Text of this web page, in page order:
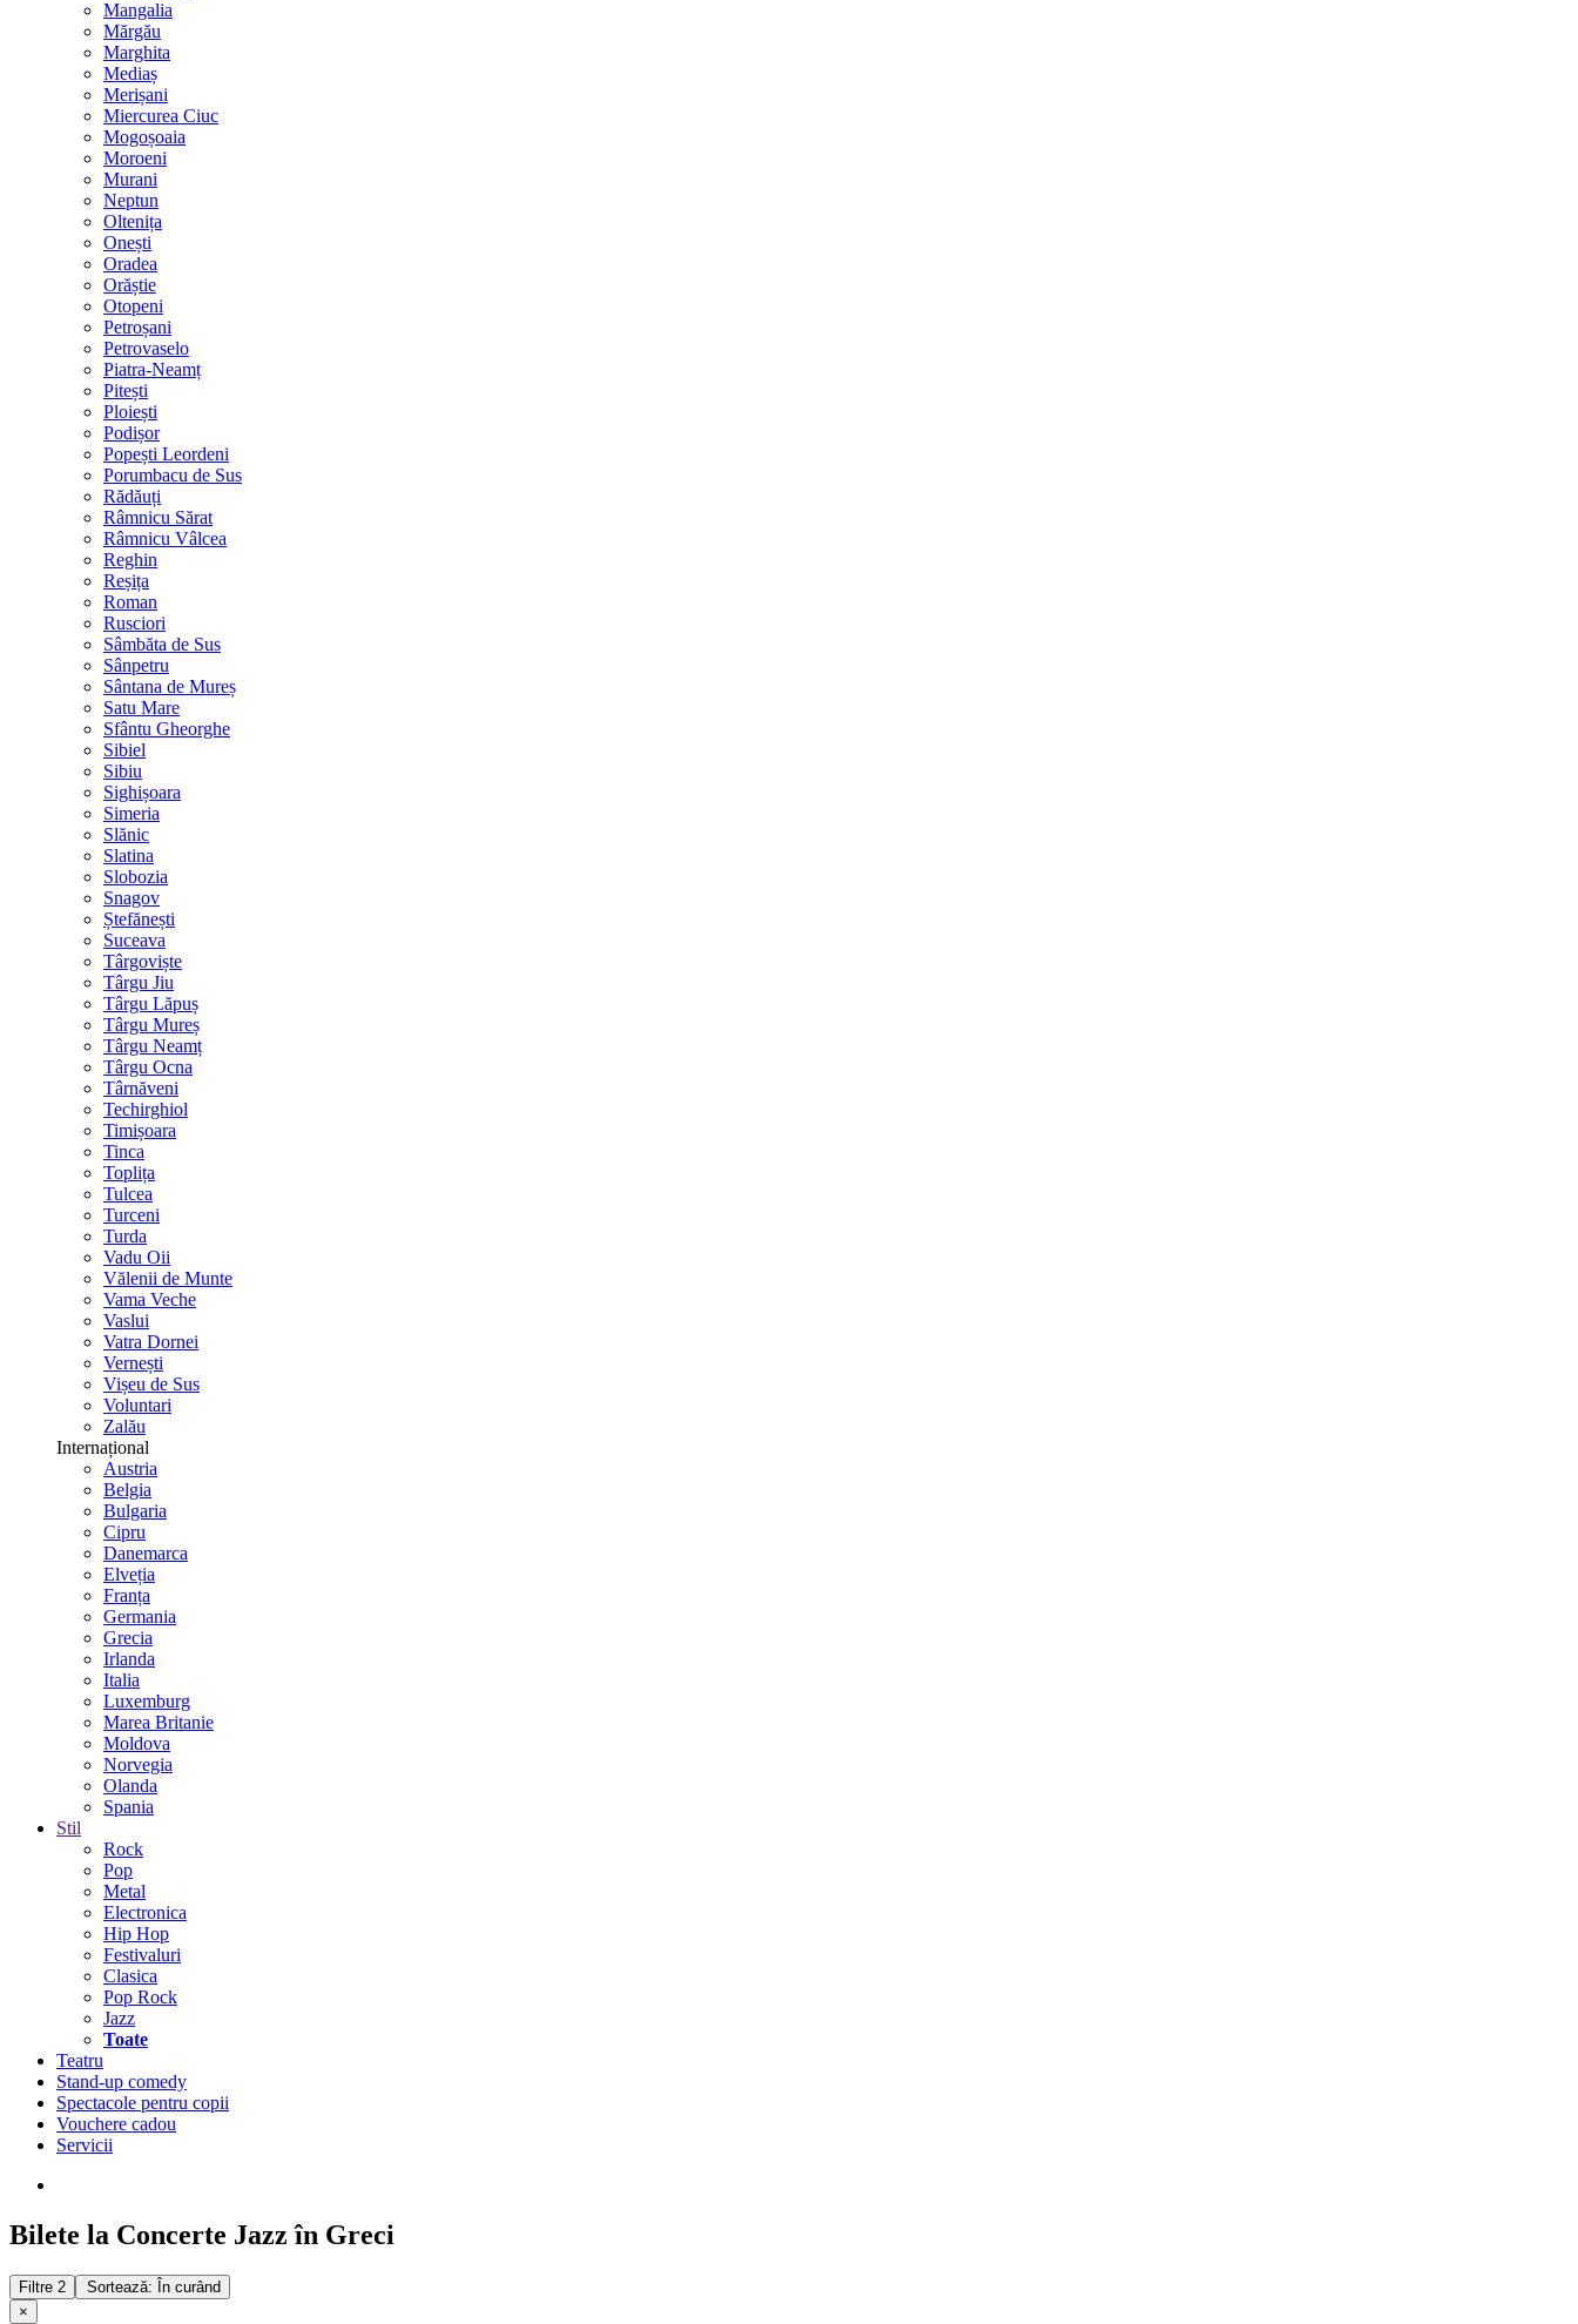
Mangalia
Mărgău
Marghita
Mediaș
Merișani
Miercurea Ciuc
Mogoșoaia
Moroeni
Murani
Neptun
Oltenița
Onești
Oradea
Orăștie
Otopeni
Petroșani
Petrovaselo
Piatra-Neamț
Pitești
Ploiești
Podișor
Popești Leordeni
Porumbacu de Sus
Rădăuți
Râmnicu Sărat
Râmnicu Vâlcea
Reghin
Reșița
Roman
Rusciori
Sâmbăta de Sus
Sânpetru
Sântana de Mureș
Satu Mare
Sfântu Gheorghe
Sibiel
Sibiu
Sighișoara
Simeria
Slănic
Slatina
Slobozia
Snagov
Ștefănești
Suceava
Târgoviște
Târgu Jiu
Târgu Lăpuș
Târgu Mureș
Târgu Neamț
Târgu Ocna
Târnăveni
Techirghiol
Timișoara
Tinca
Toplița
Tulcea
Turceni
Turda
Vadu Oii
Vălenii de Munte
Vama Veche
Vaslui
Vatra Dornei
Vernești
Vișeu de Sus
Voluntari
Zalău
Internațional
Austria
Belgia
Bulgaria
Cipru
Danemarca
Elveția
Franța
Germania
Grecia
Irlanda
Italia
Luxemburg
Marea Britanie
Moldova
Norvegia
Olanda
Spania
Stil
Rock
Pop
Metal
Electronica
Hip Hop
Festivaluri
Clasica
Pop Rock
Jazz
Toate
Teatru
Stand-up comedy
Spectacole pentru copii
Vouchere cadou
Servicii
Bilete la Concerte Jazz în Greci
Filtre 2
Sortează: În curând
×